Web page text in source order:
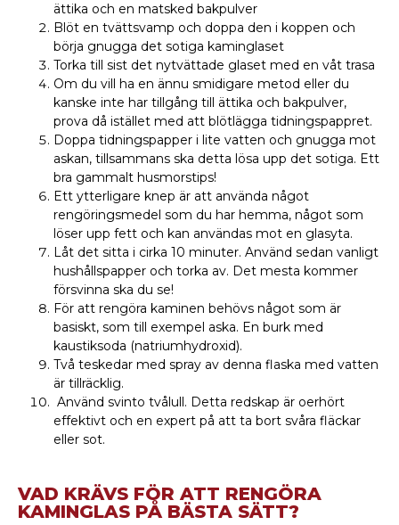
ättika och en matsked bakpulver
Blöt en tvättsvamp och doppa den i koppen och
börja gnugga det sotiga kaminglaset
Torka till sist det nytvättade glaset med en våt trasa
Om du vill ha en ännu smidigare metod eller du
kanske inte har tillgång till ättika och bakpulver,
prova då istället med att blötlägga tidningspappret.
Doppa tidningspapper i lite vatten och gnugga mot
askan, tillsammans ska detta lösa upp det sotiga. Ett
bra gammalt husmorstips!
Ett ytterligare knep är att använda något
rengöringsmedel som du har hemma, något som
löser upp fett och kan användas mot en glasyta.
Låt det sitta i cirka 10 minuter. Använd sedan vanligt
hushållspapper och torka av. Det mesta kommer
försvinna ska du se!
För att rengöra kaminen behövs något som är
basiskt, som till exempel aska. En burk med
kaustiksoda (natriumhydroxid).
Två teskedar med spray av denna flaska med vatten
är tillräcklig.
Använd svinto tvålull. Detta redskap är oerhört
effektivt och en expert på att ta bort svåra fläckar
eller sot.
VAD KRÄVS FÖR ATT RENGÖRA
KAMINGLAS PÅ BÄSTA SÄTT?